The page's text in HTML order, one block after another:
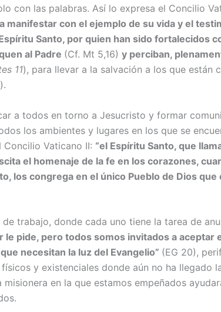
con las palabras. Así lo expresa el Concilio
con el ejemplo de su vida y el
Santo, por quien han sido fortalecidos
al Padre (Cf. Mt 5,16) y perciban,
11), para llevar a la salvación a los que están
).
a todos en torno a Jesucristo y formar
los ambientes y lugares en los que se
Vaticano II: “el Espíritu Santo, que
el homenaje de la fe en los corazo­nes,
los congrega en el único Pueblo de Dios
trabajo, donde cada uno tie­ne la tarea de
pide, pero todos somos invitados a aceptar
necesitan la luz del Evangelio” (EG 20),
y existenciales donde aún no ha llegado
en la que estamos empeñados